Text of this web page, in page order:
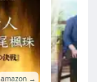
amazon →